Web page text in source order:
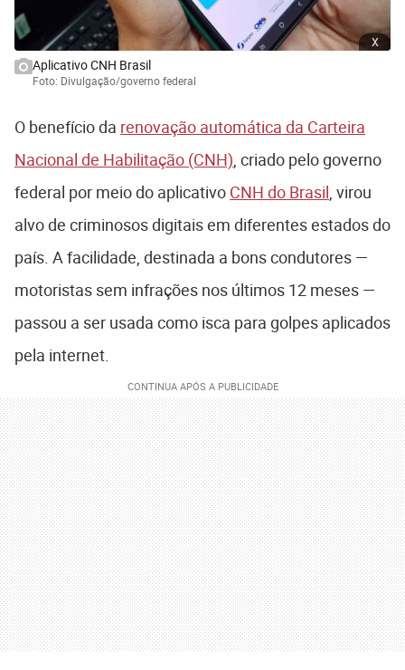
x
Aplicativo CNH Brasil
Foto: Divulgação/governo federal
O benefício da renovação automática da Carteira
Nacional de Habilitação (CNH) , criado pelo governo
federal por meio do aplicativo CNH do Brasil , virou
alvo de criminosos digitais em diferentes estados do
país. A facilidade, destinada a bons condutores —
motoristas sem infrações nos últimos 12 meses —
passou a ser usada como isca para golpes aplicados
pela internet.